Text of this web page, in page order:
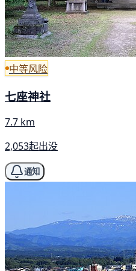
中等风险
七座神社
7.7 km
2,053起出没
通知